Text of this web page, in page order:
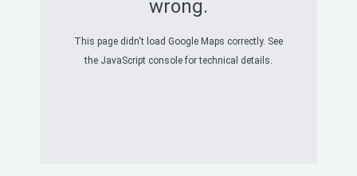
wrong.
This page didn't load Google Maps correctly. See
the JavaScript console for technical details.